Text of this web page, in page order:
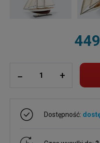
+
Dostępność: